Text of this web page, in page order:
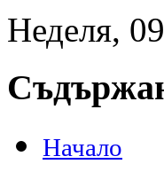
Неделя,
Начало